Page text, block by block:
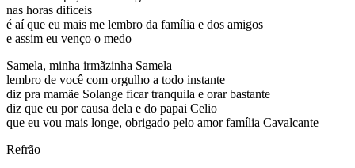
nas horas dificeis
é aí que eu mais me lembro da família e dos amigos
e assim eu venço o medo
Samela, minha irmãzinha Samela
lembro de você com orgulho a todo instante
diz pra mamãe Solange ficar tranquila e orar bastante
diz que eu por causa dela e do papai Celio
que eu vou mais longe, obrigado pelo amor família Cavalcante
Refrão